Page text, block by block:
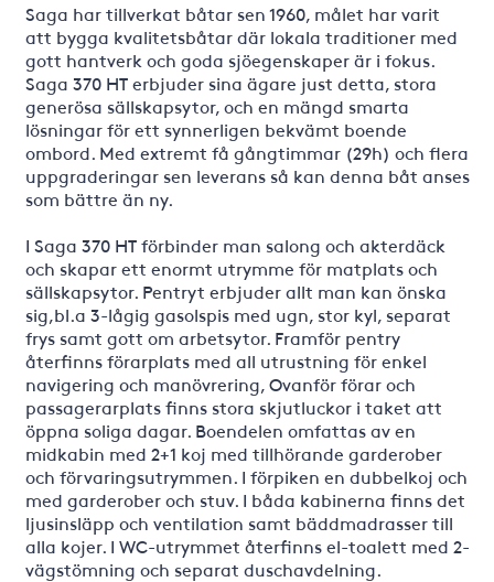
Saga har tillverkat båtar sen 1960, målet har varit
att bygga kvalitetsbåtar där lokala traditioner med
gott hantverk och goda sjöegenskaper är i fokus.
Saga 370 HT erbjuder sina ägare just detta, stora
generösa sällskapsytor, och en mängd smarta
lösningar för ett synnerligen bekvämt boende
ombord. Med extremt få gångtimmar (29h) och flera
uppgraderingar sen leverans så kan denna båt anses
som bättre än ny.
I Saga 370 HT förbinder man salong och akterdäck
och skapar ett enormt utrymme för matplats och
sällskapsytor. Pentryt erbjuder allt man kan önska
sig,bl.a 3-lågig gasolspis med ugn, stor kyl, separat
frys samt gott om arbetsytor. Framför pentry
återfinns förarplats med all utrustning för enkel
navigering och manövrering, Ovanför förar och
passagerarplats finns stora skjutluckor i taket att
öppna soliga dagar. Boendelen omfattas av en
midkabin med 2+1 koj med tillhörande garderober
och förvaringsutrymmen. I förpiken en dubbelkoj och
med garderober och stuv. I båda kabinerna finns det
ljusinsläpp och ventilation samt bäddmadrasser till
alla kojer. I WC-utrymmet återfinns el-toalett med 2-
vägstömning och separat duschavdelning.